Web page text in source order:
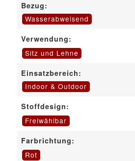
Bezug:
Wasserabweisend
Verwendung:
Sitz und Lehne
Einsatzbereich:
Indoor & Outdoor
Stoffdesign:
Freiwählbar
Farbrichtung:
Rot